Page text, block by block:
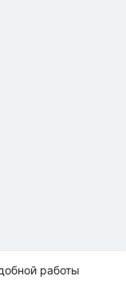
работы